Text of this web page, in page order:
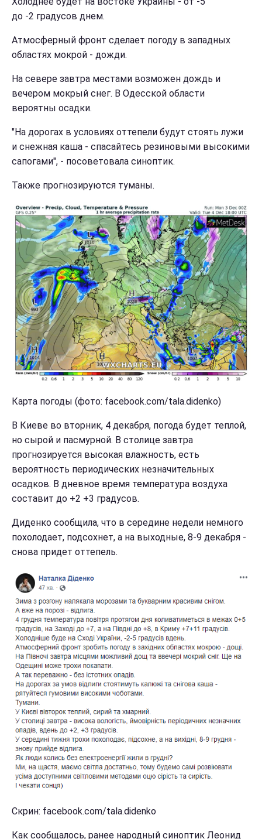
до -2 градусов днем.
Атмосферный фронт сделает погоду в западных
областях мокрой - дожди.
На севере завтра местами возможен дождь и
вечером мокрый снег. В Одесской области
вероятны осадки.
"На дорогах в условиях оттепели будут стоять лужи
и снежная каша - спасайтесь резиновыми высокими
сапогами", - посоветовала синоптик.
Также прогнозируются туманы.
Карта погоды (фото: facebook.com/tala.didenko)
В Киеве во вторник, 4 декабря, погода будет теплой,
но сырой и пасмурной. В столице завтра
прогнозируется высокая влажность, есть
вероятность периодических незначительных
осадков. В дневное время температура воздуха
составит ​​до +2 +3 градусов.
Диденко сообщила, что в середине недели немного
похолодает, подсохнет, а на выходные, 8-9 декабря -
снова придет оттепель.
Скрин: facebook.com/tala.didenko
Как сообщалось, ранее народный синоптик Леонид